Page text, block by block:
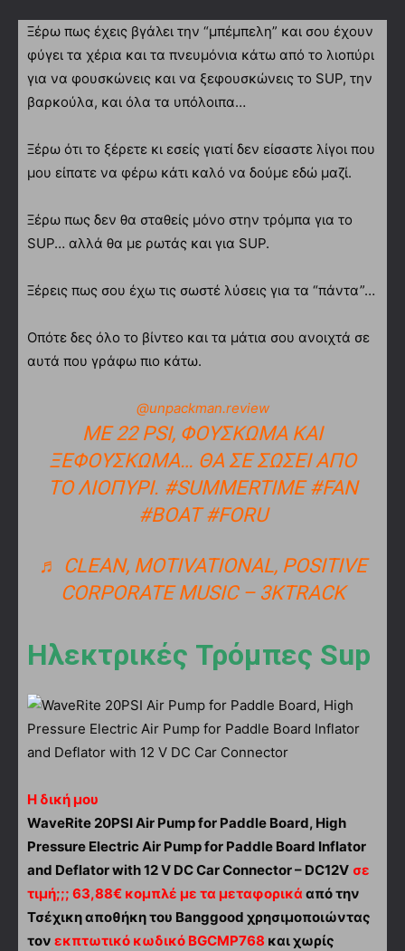
Ξέρω πως έχεις βγάλει την “μπέμπελη” και σου έχουν
φύγει τα χέρια και τα πνευμόνια κάτω από το λιοπύρι
για να φουσκώνεις και να ξεφουσκώνεις το SUP, την
βαρκούλα, και όλα τα υπόλοιπα…
Ξέρω ότι το ξέρετε κι εσείς γιατί δεν είσαστε λίγοι που
μου είπατε να φέρω κάτι καλό να δούμε εδώ μαζί.
Ξέρω πως δεν θα σταθείς μόνο στην τρόμπα για το
SUP… αλλά θα με ρωτάς και για SUP.
Ξέρεις πως σου έχω τις σωστέ λύσεις για τα “πάντα”…
Οπότε δες όλο το βίντεο και τα μάτια σου ανοιχτά σε
αυτά που γράφω πιο κάτω.
@unpackman.review
ΜΕ 22 PSI, ΦΟΎΣΚΩΜΑ ΚΑΙ
ΞΕΦΟΎΣΚΩΜΑ… ΘΑ ΣΕ ΣΏΣΕΙ ΑΠΌ
ΤΟ ΛΙΟΠΎΡΙ. #SUMMERTIME #FAN
#BOAT #FORU
♬ CLEAN, MOTIVATIONAL, POSITIVE
CORPORATE MUSIC – 3KTRACK
Ηλεκτρικές Τρόμπες Sup
Η δική μου
WaveRite 20PSI Air Pump for Paddle Board, High
Pressure Electric Air Pump for Paddle Board Inflator
and Deflator with 12 V DC Car Connector – DC12V σε
τιμή;;; 63,88€ κομπλέ με τα μεταφορικά από την
Τσέχικη αποθήκη του Banggood χρησιμοποιώντας
τον εκπτωτικό κωδικό BGCMP768 και χωρίς